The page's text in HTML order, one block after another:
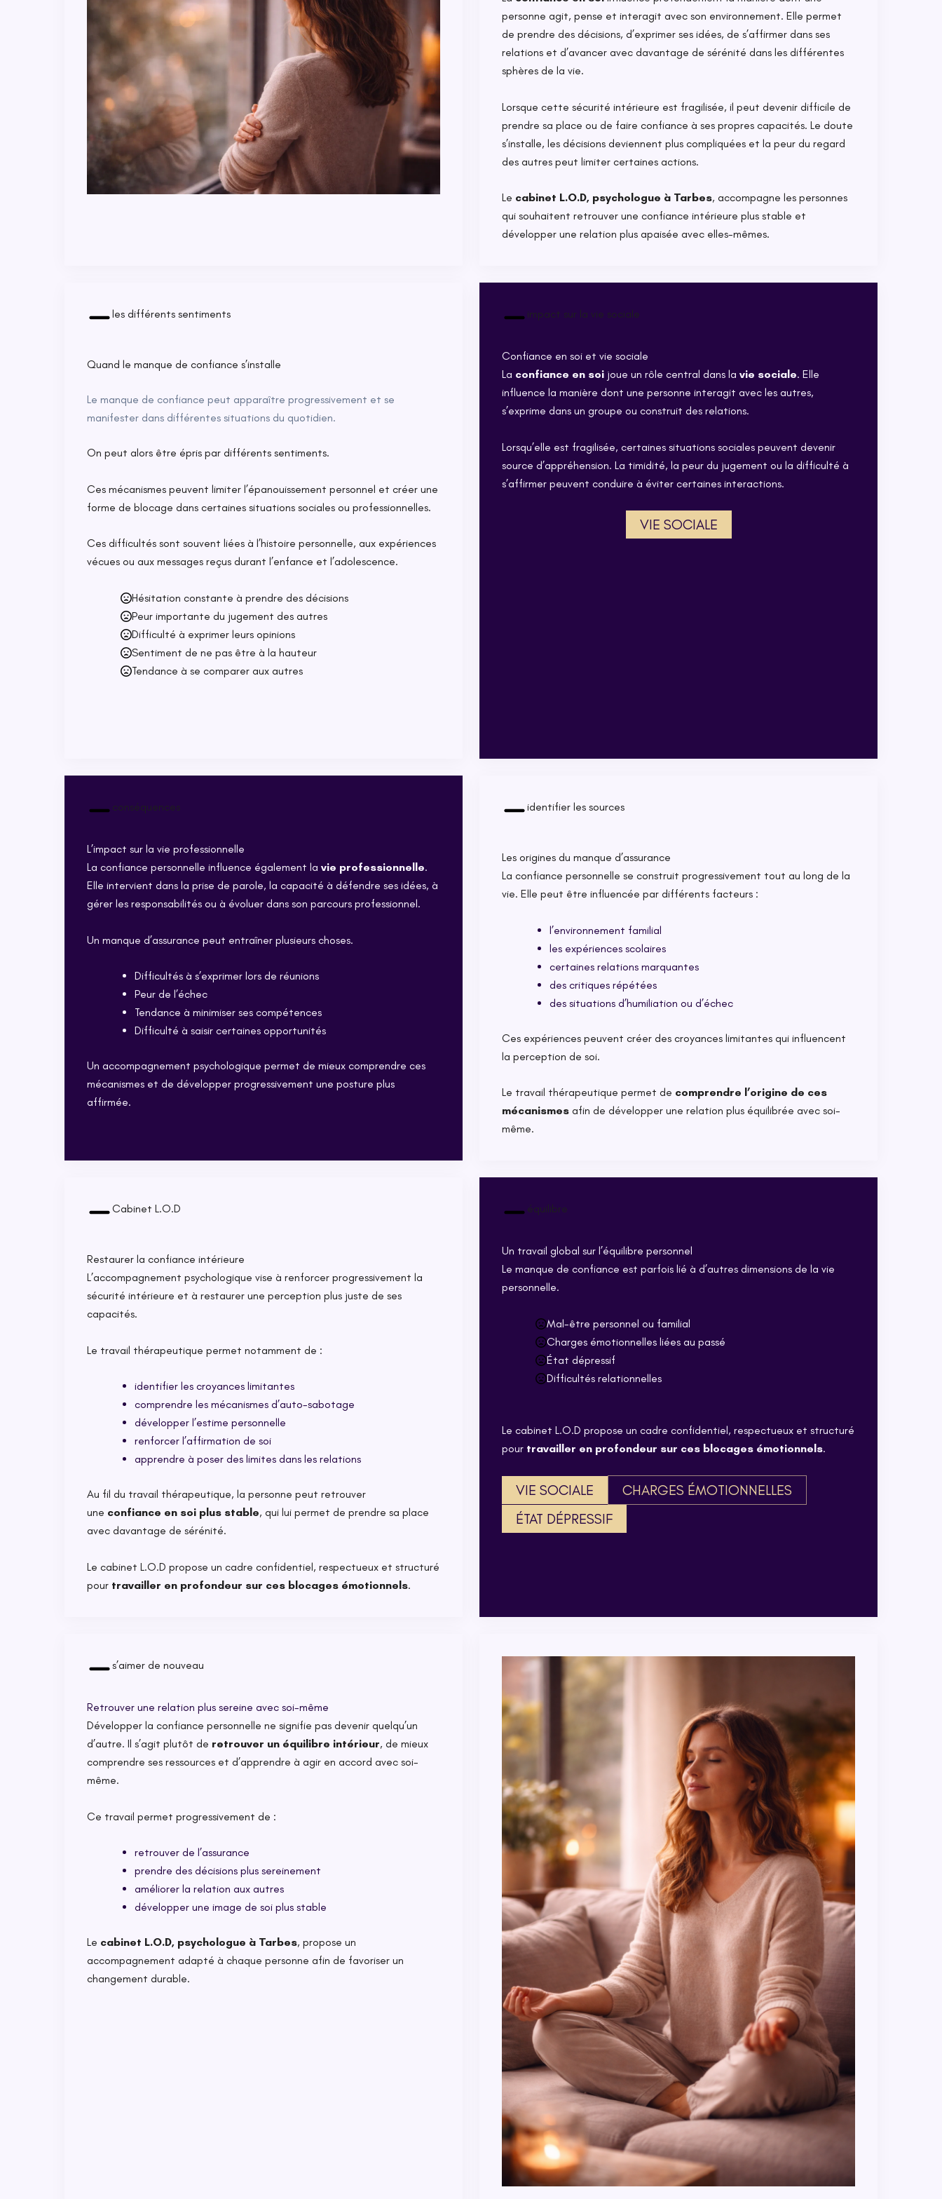
personne agit, pense et interagit avec son environnement. Elle permet
de prendre des décisions, d’exprimer ses idées, de s’affirmer dans ses
relations et d’avancer avec davantage de sérénité dans les différentes
sphères de la vie.
Lorsque cette sécurité intérieure est fragilisée, il peut devenir difficile de
prendre sa place ou de faire confiance à ses propres capacités. Le doute
s’installe, les décisions deviennent plus compliquées et la peur du regard
des autres peut limiter certaines actions.
Le cabinet L.O.D, psychologue à Tarbes, accompagne les personnes
qui souhaitent retrouver une confiance intérieure plus stable et
développer une relation plus apaisée avec elles-mêmes.
les différents sentiments
Quand le manque de confiance s’installe
Le manque de confiance peut apparaître progressivement et se
manifester dans différentes situations du quotidien.
On peut alors être épris par différents sentiments.
Ces mécanismes peuvent limiter l’épanouissement personnel et créer une
forme de blocage dans certaines situations sociales ou professionnelles.
Ces difficultés sont souvent liées à l’histoire personnelle, aux expériences
vécues ou aux messages reçus durant l’enfance et l’adolescence.
Hésitation constante à prendre des décisions
Peur importante du jugement des autres
Difficulté à exprimer leurs opinions
Sentiment de ne pas être à la hauteur
Tendance à se comparer aux autres
impact sur la vie sociale
Confiance en soi et vie sociale
La confiance en soi joue un rôle central dans la vie sociale. Elle
influence la manière dont une personne interagit avec les autres,
s’exprime dans un groupe ou construit des relations.
Lorsqu’elle est fragilisée, certaines situations sociales peuvent devenir
source d’appréhension. La timidité, la peur du jugement ou la difficulté à
s’affirmer peuvent conduire à éviter certaines interactions.
VIE SOCIALE
conséquences
L’impact sur la vie professionnelle
La confiance personnelle influence également la vie professionnelle.
Elle intervient dans la prise de parole, la capacité à défendre ses idées, à
gérer les responsabilités ou à évoluer dans son parcours professionnel.
Un manque d’assurance peut entraîner plusieurs choses.
Difficultés à s’exprimer lors de réunions
Peur de l’échec
Tendance à minimiser ses compétences
Difficulté à saisir certaines opportunités
Un accompagnement psychologique permet de mieux comprendre ces
mécanismes et de développer progressivement une posture plus
affirmée.
identifier les sources
Les origines du manque d’assurance
La confiance personnelle se construit progressivement tout au long de la
vie. Elle peut être influencée par différents facteurs :
l’environnement familial
les expériences scolaires
certaines relations marquantes
des critiques répétées
des situations d’humiliation ou d’échec
Ces expériences peuvent créer des croyances limitantes qui influencent
la perception de soi.
Le travail thérapeutique permet de comprendre l’origine de ces
mécanismes afin de développer une relation plus équilibrée avec soi-
même.
Cabinet L.O.D
Restaurer la confiance intérieure
L’accompagnement psychologique vise à renforcer progressivement la
sécurité intérieure et à restaurer une perception plus juste de ses
capacités.
Le travail thérapeutique permet notamment de :
identifier les croyances limitantes
comprendre les mécanismes d’auto-sabotage
développer l’estime personnelle
renforcer l’affirmation de soi
apprendre à poser des limites dans les relations
Au fil du travail thérapeutique, la personne peut retrouver
une confiance en soi plus stable, qui lui permet de prendre sa place
avec davantage de sérénité.
Le cabinet L.O.D propose un cadre confidentiel, respectueux et structuré
pour travailler en profondeur sur ces blocages émotionnels.
équilibre
Un travail global sur l’équilibre personnel
Le manque de confiance est parfois lié à d’autres dimensions de la vie
personnelle.
Mal-être personnel ou familial
Charges émotionnelles liées au passé
État dépressif
Difficultés relationnelles
Le cabinet L.O.D propose un cadre confidentiel, respectueux et structuré
pour travailler en profondeur sur ces blocages émotionnels.
VIE SOCIALE
CHARGES ÉMOTIONNELLES
ÉTAT DÉPRESSIF
s’aimer de nouveau
Retrouver une relation plus sereine avec soi-même
Développer la confiance personnelle ne signifie pas devenir quelqu’un
d’autre. Il s’agit plutôt de retrouver un équilibre intérieur, de mieux
comprendre ses ressources et d’apprendre à agir en accord avec soi-
même.
Ce travail permet progressivement de :
retrouver de l’assurance
prendre des décisions plus sereinement
améliorer la relation aux autres
développer une image de soi plus stable
Le cabinet L.O.D, psychologue à Tarbes, propose un
accompagnement adapté à chaque personne afin de favoriser un
changement durable.